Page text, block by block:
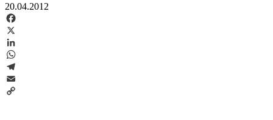
20.04.2012
Facebook
X
LinkedIn
WhatsApp
Telegram
Email